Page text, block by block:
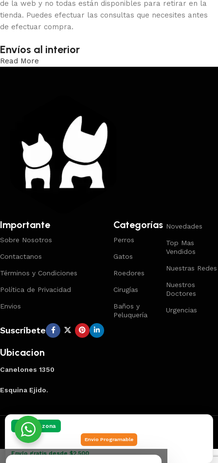
Elegí tu zona
Envio Programable
Envío gratis desde $2.500
de la web y no todas están disponibles para retirar en la
tienda. Puedes efectuar las consultas que necesites antes
de efectuar compra.
Envíos al interior
Read More
Importante
Sobre Nosotros
Contactanos
Términos y Condiciones
Política de Privacidad
Envios
Categorías
Perros
Gatos
Roedores
Cirugías
Baños y
Peluquería
Novedades
Top Mas
Vendidos
Nuestras Redes
Nuestros
Doctores
Urgencias
Suscríbete
Ubicacion
Canelones 1350
Esquina Ejido.
Creado por